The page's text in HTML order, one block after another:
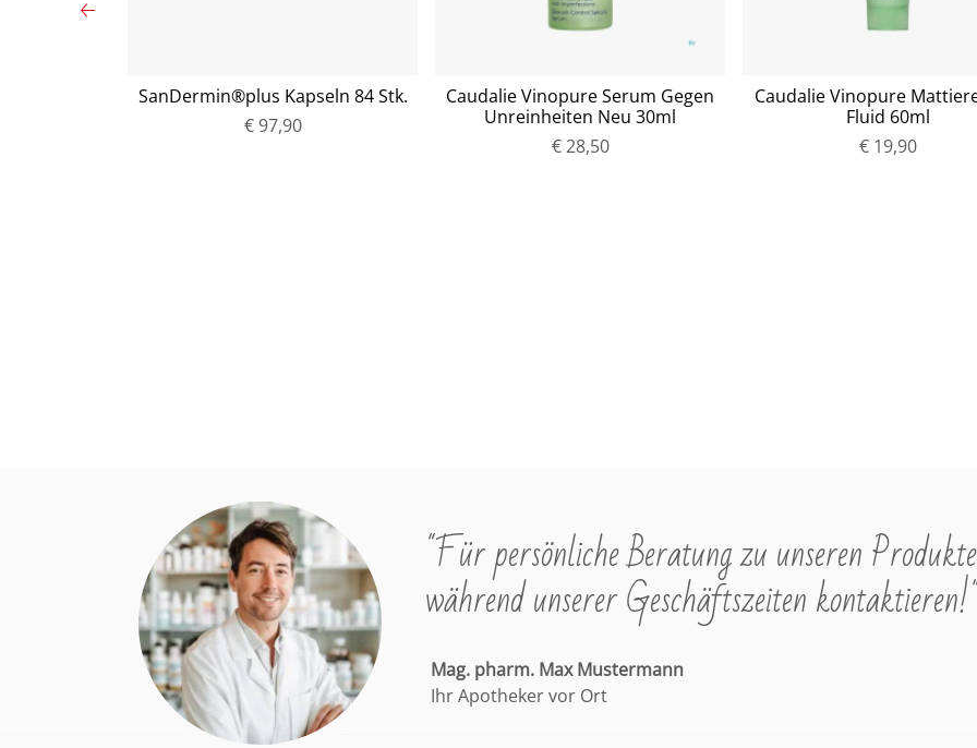
SanDermin®plus Kapseln 84 Stk.
€ 97,90
Caudalie Vinopure Serum Gegen
Unreinheiten Neu 30ml
€ 28,50
Caudalie Vinopure
Fluid 60ml
€ 19,90
P
P
"Für persönliche Beratung zu unseren
während unserer Geschäftszeiten kontaktieren!"
Mag. pharm. Max Mustermann
Ihr Apotheker vor Ort